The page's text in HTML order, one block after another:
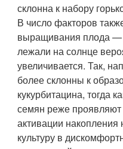
склонна к набору
В число факторов
выращивания плода —
лежали на солнце
увеличивается. Так,
более склонны к
кукурбитацина, тогда
семян реже проявляют
активации
культуру в